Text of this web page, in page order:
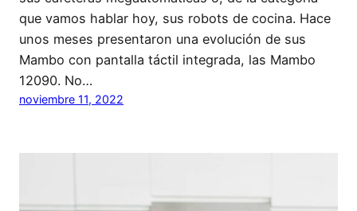
que vamos hablar hoy, sus robots de cocina. Hace
unos meses presentaron una evolución de sus
Mambo con pantalla táctil integrada, las Mambo
12090. No…
noviembre 11, 2022